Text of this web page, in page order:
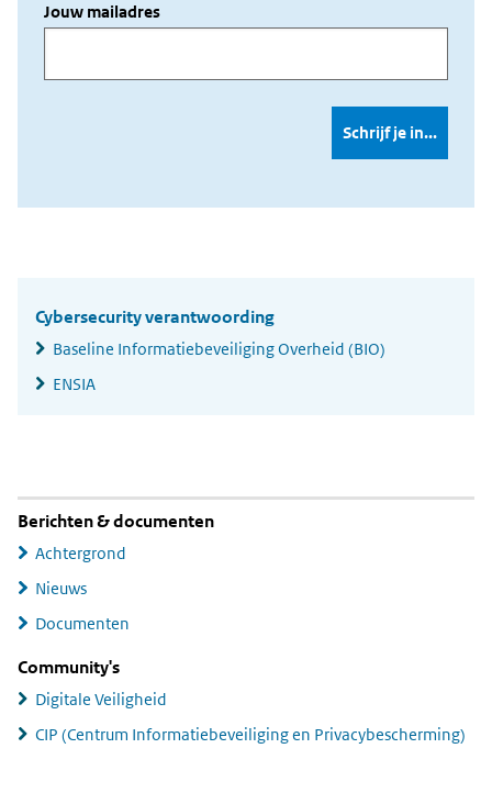
Jouw mailadres
Cybersecurity verantwoording
Baseline Informatiebeveiliging Overheid (BIO)
ENSIA
Berichten & documenten
Achtergrond
Nieuws
Documenten
Community's
Digitale Veiligheid
CIP (Centrum Informatiebeveiliging en Privacybescherming)